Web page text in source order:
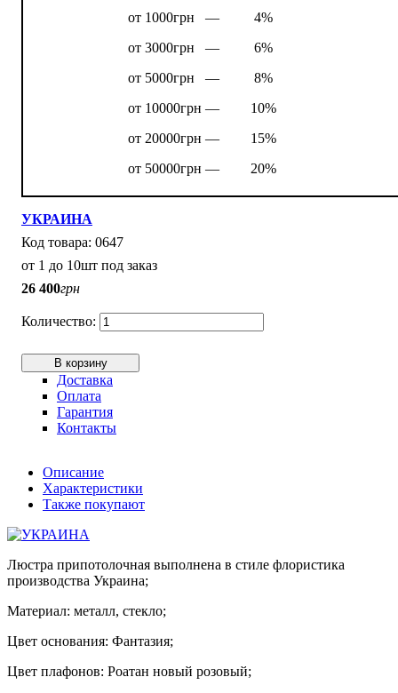
от 1000грн —
4%
от 3000грн —
6%
от 5000грн —
8%
от 10000грн —
10%
от 20000грн —
15%
от 50000грн —
20%
УКРАИНА
0647
от 1 до 10шт под заказ
26 400грн
В корзину
Доставка
Оплата
Гарантия
Контакты
Описание
Характеристики
Также покупают
Люстра припотолочная выполнена в стиле флористика
производства Украина;
Материал: металл, стекло;
Цвет основания: Фантазия;
Цвет плафонов: Роатан новый розовый;